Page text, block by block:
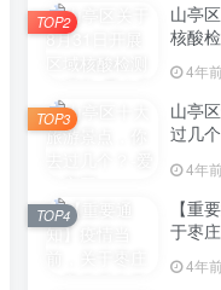
山亭
核酸
4年
TOP2
山亭
过几
4年
TOP3
【重
于枣
4年
TOP4
微信登录